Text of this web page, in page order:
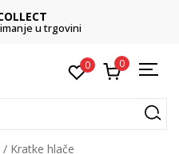
0 0
Kratke hlače